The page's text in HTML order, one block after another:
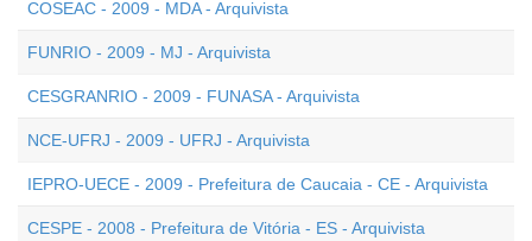
COSEAC - 2009 - MDA - Arquivista
FUNRIO - 2009 - MJ - Arquivista
CESGRANRIO - 2009 - FUNASA - Arquivista
NCE-UFRJ - 2009 - UFRJ - Arquivista
IEPRO-UECE - 2009 - Prefeitura de Caucaia - CE - Arquivista
CESPE - 2008 - Prefeitura de Vitória - ES - Arquivista